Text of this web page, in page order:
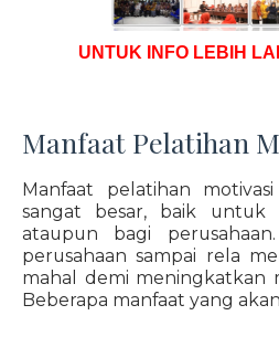
UNTUK INFO LEBIH
Manfaat Pelatihan
Manfaat pelatihan
sangat besar, baik untuk
ataupun bagi
perusahaan sampai rela
mahal demi meningkatkan
Beberapa manfaat yang